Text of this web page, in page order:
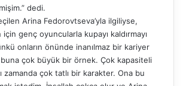
dedi.
Arina Fedorovtseva’yla ilgiliyse,
genç oyuncularla kupayı kaldırmayı
onların önünde inanılmaz bir kariyer
çok büyük bir örnek. Çok kapasiteli
zamanda çok tatlı bir karakter. Ona bu